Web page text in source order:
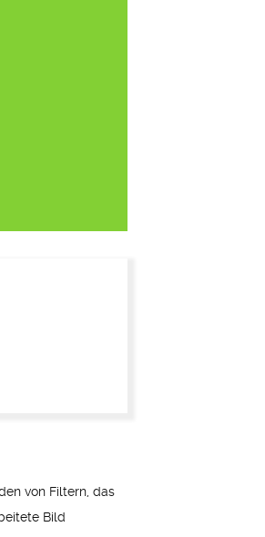
von Filtern, das
Bild